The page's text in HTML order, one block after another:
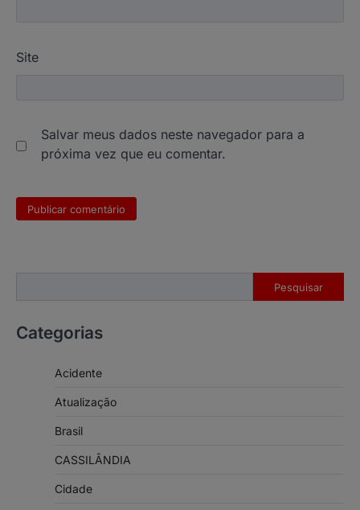
Site
Salvar meus dados neste navegador para a
próxima vez que eu comentar.
Pesquisar
Categorias
Acidente
Atualização
Brasil
CASSILÂNDIA
Cidade